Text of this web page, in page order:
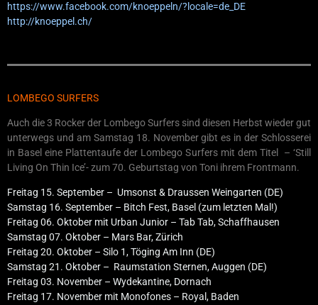
https://www.facebook.com/knoeppeln/?locale=de_DE
http://knoeppel.ch/
LOMBEGO SURFERS
Auch die 3 Rocker der Lombego Surfers sind diesen Herbst wieder gut
unterwegs und am Samstag 18. November gibt es in der Schlosserei
in Basel eine Plattentaufe der Lombego Surfers mit dem Titel – ‘Still
Living On Thin Ice’- zum 70. Geburtstag von Toni ihrem Frontmann.
Freitag 15. September – Umsonst & Draussen Weingarten (DE)
Samstag 16. September – Bitch Fest, Basel (zum letzten Mal!)
Freitag 06. Oktober mit Urban Junior – Tab Tab, Schaffhausen
Samstag 07. Oktober – Mars Bar, Zürich
Freitag 20. Oktober – Silo 1, Töging Am Inn (DE)
Samstag 21. Oktober – Raumstation Sternen, Auggen (DE)
Freitag 03. November – Wydekantine, Dornach
Freitag 17. November mit Monofones – Royal, Baden